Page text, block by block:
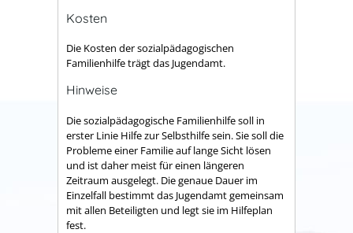
Kosten
Die Kosten der sozialpädagogischen
Familienhilfe trägt das Jugendamt.
Hinweise
Die sozialpädagogische Familienhilfe soll in
erster Linie Hilfe zur Selbsthilfe sein. Sie soll die
Probleme einer Familie auf lange Sicht lösen
und ist daher meist für einen längeren
Zeitraum ausgelegt. Die genaue Dauer im
Einzelfall bestimmt das Jugendamt gemeinsam
mit allen Beteiligten und legt sie im Hilfeplan
fest.